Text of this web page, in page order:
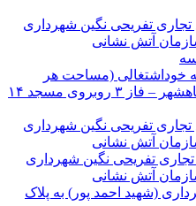
تجاری تفریحی نگین شهرداری
آتش نشانی
خوداشتغالی (مساحت هر
مغازه ۱۲ مترمربع) واقع در بندر ماهشهر – فاز ۳ روبروی مسجد ۱۴
تجاری تفریحی نگین شهرداری
آتش نشانی
تجاری تفریحی نگین شهرداری
آتش نشانی
(شهید احمد پور) به پلاک